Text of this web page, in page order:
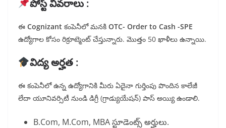
పోస్ట్ వివరాలు :
ఈ Cognizant కంపెనీలో మనకి OTC- Order to Cash -SPE
ఉద్యోగాల కోసం రిక్రూట్మెంట్ చేస్తున్నారు. మొత్తం 50 ఖాళీలు ఉన్నాయి.
విద్య అర్హత :
ఈ కంపెనీలో ఉన్న ఉద్యోగానికి మీరు ఏదైనా గుర్తింపు పొందిన కాలేజీ
లేదా యూనివర్సిటీ నుండి డిగ్రీ (గ్రాడ్యుయేషన్) పాస్ అయ్యి ఉండాలి.
B.Com, M.Com, MBA స్టూడెంట్స్ అర్హులు.